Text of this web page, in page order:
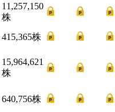
11,257,150
株
415,365株
15,964,621
株
640,756株